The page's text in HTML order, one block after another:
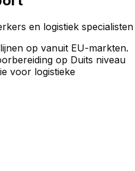
en logistiek specialisten
op vanuit EU-markten.
op Duits niveau
voor logistieke